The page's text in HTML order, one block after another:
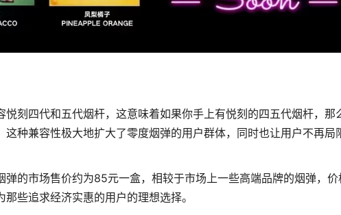
悦刻四代和五代烟杆，这意味着如果你手上有悦刻的四五代烟杆，那
这种兼容性极大地扩大了零度烟弹的用户群体，同时也让用户不再局
弹的市场售价约为85元一盒，相较于市场上一些高端品牌的烟弹，
些追求经济实惠的用户的理想选择。